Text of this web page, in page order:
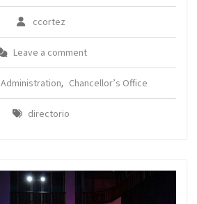
ccortez
Leave a comment
Administration, Chancellor’s Office
directorio